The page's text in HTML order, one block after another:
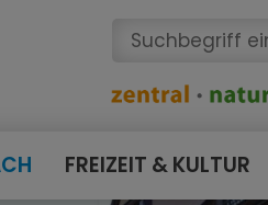
FREIZEIT & KULTUR